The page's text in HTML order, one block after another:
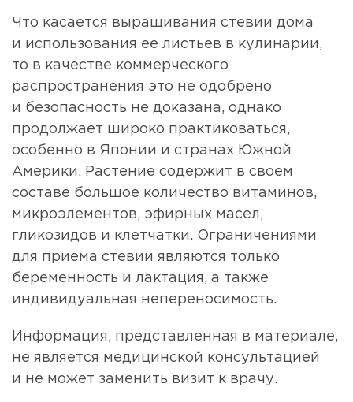
Что касается выращивания стевии дома
и использования ее листьев в кулинарии,
то в качестве коммерческого
распространения это не одобрено
и безопасность не доказана, однако
продолжает широко практиковаться,
особенно в Японии и странах Южной
Америки. Растение содержит в своем
составе большое количество витаминов,
микроэлементов, эфирных масел,
гликозидов и клетчатки. Ограничениями
для приема стевии являются только
беременность и лактация, а также
индивидуальная непереносимость.
Информация, представленная в материале,
не является медицинской консультацией
и не может заменить визит к врачу.